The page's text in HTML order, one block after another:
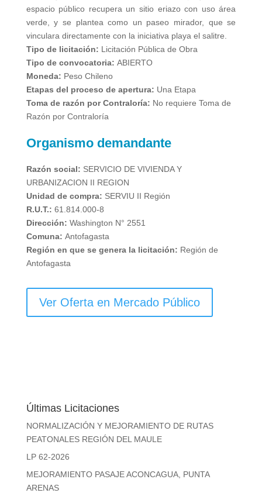
espacio público recupera un sitio eriazo con uso área
verde, y se plantea como un paseo mirador, que se
vinculara directamente con la iniciativa playa el salitre.
Tipo de licitación: Licitación Pública de Obra
Tipo de convocatoria: ABIERTO
Moneda: Peso Chileno
Etapas del proceso de apertura: Una Etapa
Toma de razón por Contraloría: No requiere Toma de
Razón por Contraloría
Organismo demandante
Razón social: SERVICIO DE VIVIENDA Y
URBANIZACION II REGION
Unidad de compra: SERVIU II Región
R.U.T.: 61.814.000-8
Dirección: Washington N° 2551
Comuna: Antofagasta
Región en que se genera la licitación: Región de
Antofagasta
Ver Oferta en Mercado Público
Últimas Licitaciones
NORMALIZACIÓN Y MEJORAMIENTO DE RUTAS
PEATONALES REGIÓN DEL MAULE
LP 62-2026
MEJORAMIENTO PASAJE ACONCAGUA, PUNTA
ARENAS